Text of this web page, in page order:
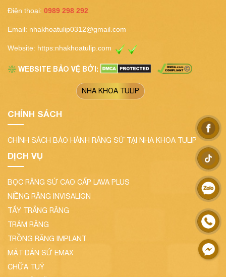
Điện thoại: 0989 298 292
Email: nhakhoatulip0312@gmail.com
Website: https:nhakhoatulip.com
❇️ WEBSITE BẢO VỆ BỞI:
NHA KHOA TULIP
CHÍNH SÁCH
CHÍNH SÁCH BẢO HÀNH RĂNG SỨ TẠI NHA KHOA TULIP
DỊCH VỤ
BỌC RĂNG SỨ CAO CẤP LAVA PLUS
NIỀNG RĂNG INVISALIGN
TẨY TRẮNG RĂNG
TRÁM RĂNG
TRỒNG RĂNG IMPLANT
MẶT DÁN SỨ EMAX
CHỮA TUỶ